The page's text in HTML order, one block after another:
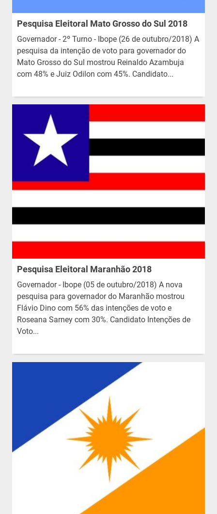
Pesquisa Eleitoral Mato Grosso do Sul 2018
Governador - 2º Turno - Ibope (26 de outubro/2018) A
pesquisa da intenção de voto para governador do
Mato Grosso do Sul mostrou Reinaldo Azambuja
com 48% e Juiz Odilon com 45%. Candidato...
Pesquisa Eleitoral Maranhão 2018
Governador - Ibope (05 de outubro/2018) A nova
pesquisa para governador do Maranhão mostrou
Flávio Dino com 56% das intenções de voto e
Roseana Sarney com 30%. Candidato Intenções de
Voto...